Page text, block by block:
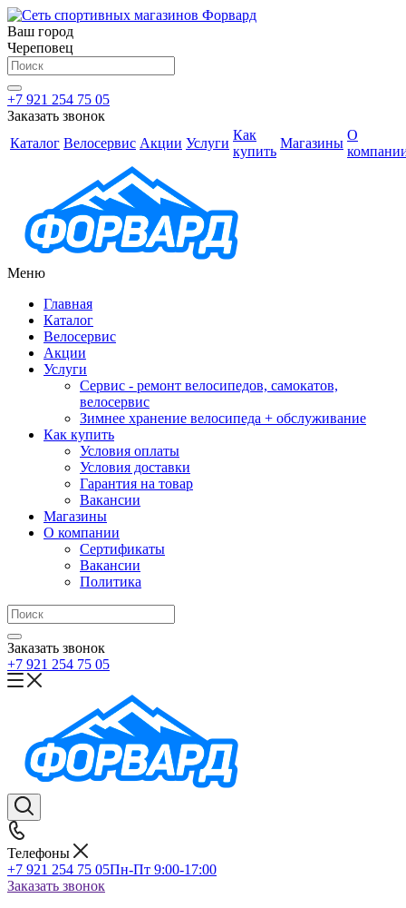
Ваш город
Череповец
+7 921 254 75 05
Заказать звонок
Каталог Велосервис Акции Услуги
Как
купить
Магазины
О
Меню
Главная
Каталог
Велосервис
Акции
Услуги
Сервис - ремонт велосипедов, самокатов,
велосервис
Зимнее хранение велосипеда + обслуживание
Как купить
Условия оплаты
Условия доставки
Гарантия на товар
Вакансии
Магазины
О компании
Сертификаты
Вакансии
Политика
Заказать звонок
+7 921 254 75 05
Телефоны
+7 921 254 75 05Пн-Пт 9:00-17:00
Заказать звонок